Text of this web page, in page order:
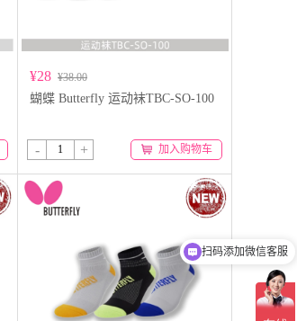
¥28 ¥38.00
蝴蝶 Butterfly 运动袜TBC-SO-100
- + 加入购物车
蝴蝶授权网络专卖店
扫码添加微信客服